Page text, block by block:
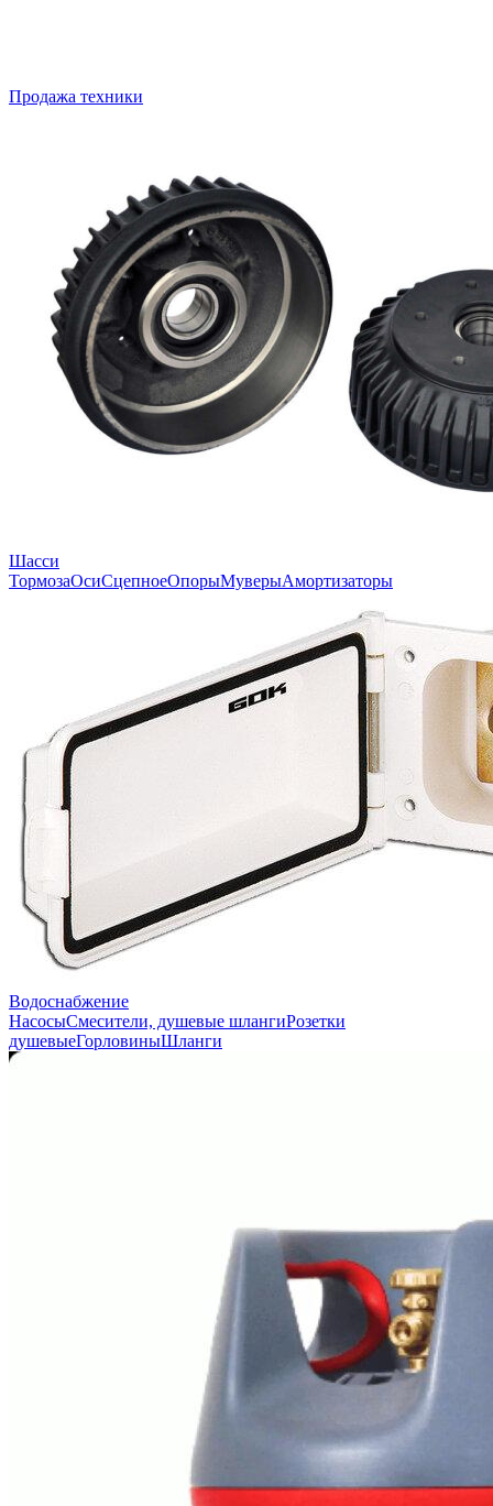
Продажа техники
Шасси
ТормозаОсиСцепноеОпорыМуверыАмортизаторы
Водоснабжение
НасосыСмесители, душевые шлангиРозетки
душевыеГорловиныШланги